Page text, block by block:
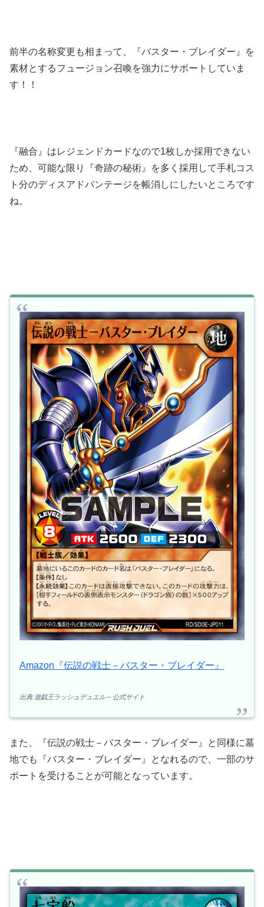
前半の名称変更も相まって、『バスター・ブレイダー』を
素材とするフュージョン召喚を強力にサポートしていま
す！！
『融合』はレジェンドカードなので1枚しか採用できない
ため、可能な限り『奇跡の秘術』を多く採用して手札コス
ト分のディスアドバンテージを帳消しにしたいところです
ね。
Amazon『伝説の戦士－バスター・ブレイダー』
出典:遊戯王ラッシュデュエル – 公式サイト
また、『伝説の戦士－バスター・ブレイダー』と同様に墓
地でも『バスター・ブレイダー』となれるので、一部のサ
ポートを受けることが可能となっています。